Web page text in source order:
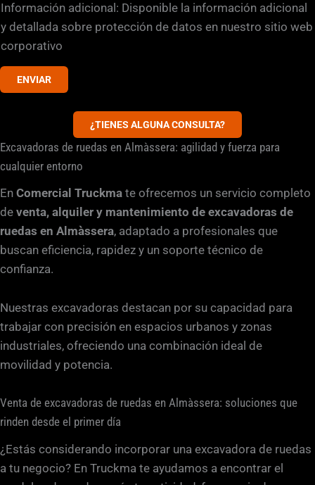
s
d
e
v
a
c
i
ó
n
Información adicional: Disponible la información adicional
y detallada sobre protección de datos en nuestro sitio web
corporativo
ENVIAR
¿TIENES ALGUNA CONSULTA?
Excavadoras de ruedas en Almàssera: agilidad y fuerza para
cualquier entorno
En Comercial Truckma te ofrecemos un servicio completo
de venta, alquiler y mantenimiento de excavadoras de
ruedas en Almàssera, adaptado a profesionales que
buscan eficiencia, rapidez y un soporte técnico de
confianza.
Nuestras excavadoras destacan por su capacidad para
trabajar con precisión en espacios urbanos y zonas
industriales, ofreciendo una combinación ideal de
movilidad y potencia.
Venta de excavadoras de ruedas en Almàssera: soluciones que
rinden desde el primer día
¿Estás considerando incorporar una excavadora de ruedas
a tu negocio? En Truckma te ayudamos a encontrar el